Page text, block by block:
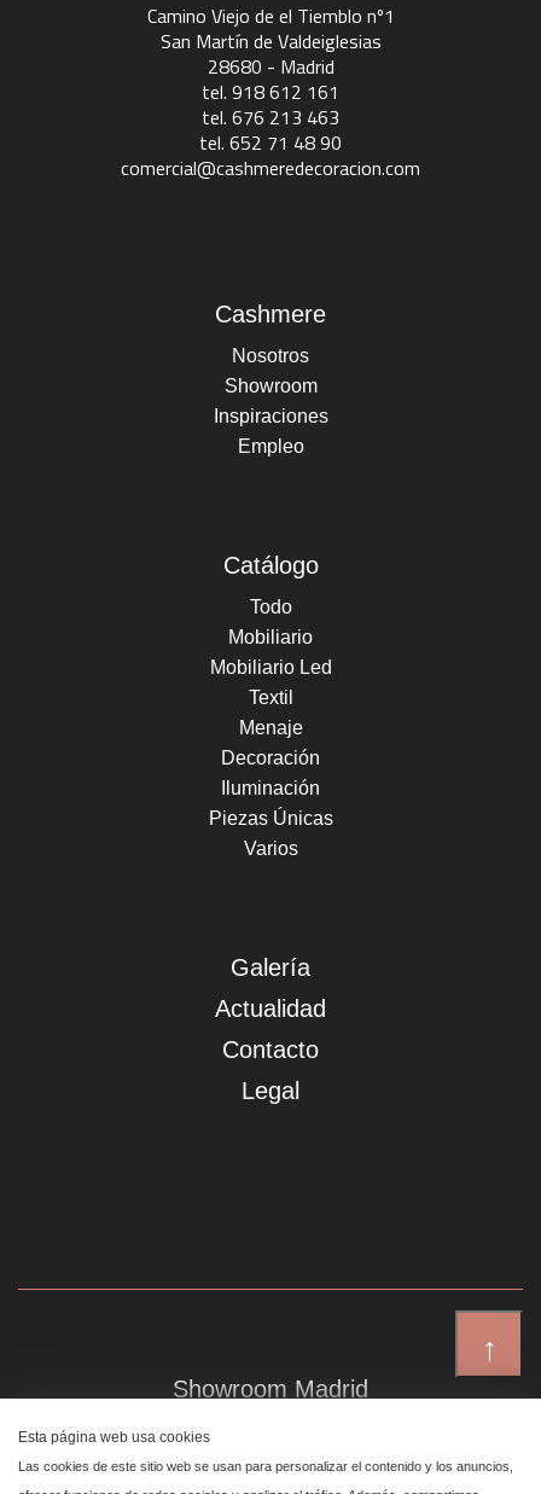
↑
Camino Viejo de el Tiemblo nº1
San Martín de Valdeiglesias
28680 - Madrid
tel. 918 612 161
tel. 676 213 463
tel. 652 71 48 90
comercial@cashmeredecoracion.com
Cashmere
Nosotros
Showroom
Inspiraciones
Empleo
Catálogo
Todo
Mobiliario
Mobiliario Led
Textil
Menaje
Decoración
Iluminación
Piezas Únicas
Varios
Galería
Actualidad
Contacto
Legal
Showroom Madrid
Plaza de Canalejas 6, 4 izq
Centro, 28014 Madrid
Esta página web usa cookies
Las cookies de este sitio web se usan para personalizar el contenido y los anuncios,